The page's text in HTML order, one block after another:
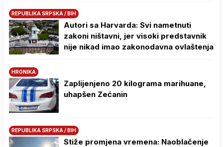
REPUBLIKA SRPSKA / BIH
Autori sa Harvarda: Svi nametnuti
zakoni ništavni, jer visoki predstavnik
nije nikad imao zakonodavna ovlaštenja
HRONIKA
Zaplijenjeno 20 kilograma marihuane,
uhapšen Zećanin
REPUBLIKA SRPSKA / BIH
Stiže promjena vremena: Naoblačenje